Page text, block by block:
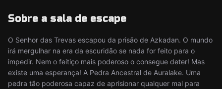
Sobre a sala de escape
O Senhor das Trevas escapou da prisão de Azkadan. O mundo
irá mergulhar na era da escuridão se nada for feito para o
impedir. Nem o feitiço mais poderoso o consegue deter! Mas
existe uma esperança! A Pedra Ancestral de Auralake. Uma
pedra tão poderosa capaz de aprisionar qualquer mal para